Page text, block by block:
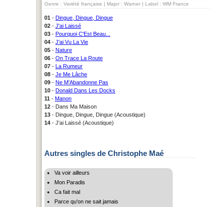
Genre : Variété française | Major : Warner | Label : WM France
01 - Dingue, Dingue, Dingue
02 - J'ai Laissé
03 - Pourquoi C'Est Beau...
04 - J'ai Vu La Vie
05 - Nature
06 - On Trace La Route
07 - La Rumeur
08 - Je Me Lâche
09 - Ne M'Abandonne Pas
10 - Donald Dans Les Docks
11 - Manon
12 - Dans Ma Maison
13 - Dingue, Dingue, Dingue (Acoustique)
14 - J'ai Laissé (Acoustique)
Autres singles de Christophe Maé
Va voir ailleurs
Mon Paradis
Ca fait mal
Parce qu'on ne sait jamais